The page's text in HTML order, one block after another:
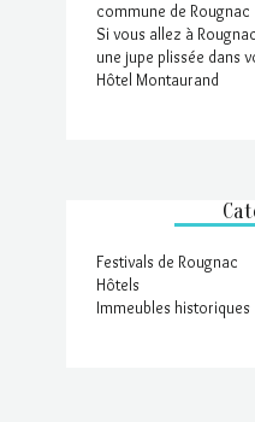
commune de Rougnac
Si vous allez à
une jupe plissée dans
Hôtel Montaurand
Festivals de Rougnac
Hôtels
Immeubles historiques